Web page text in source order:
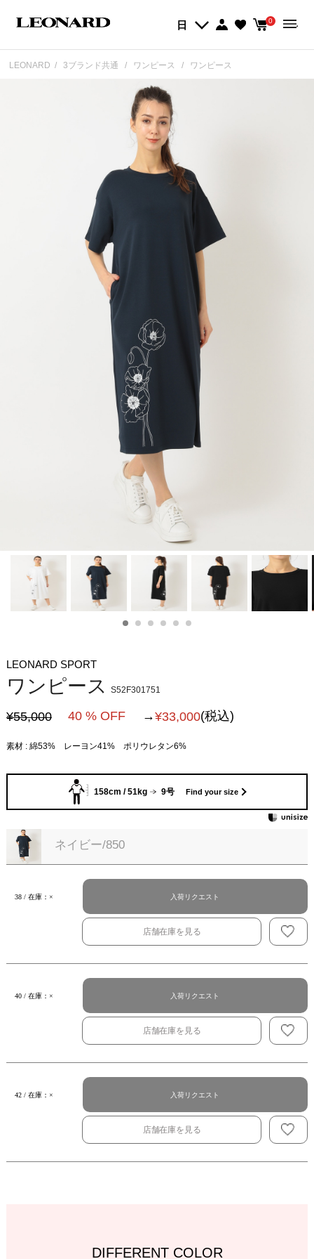
日 0
LEONARD 3ブランド共通 ワンピース ワンピース
LEONARD SPORT
ワンピース S52F301751
¥55,000 40 % OFF →¥33,000(税込)
素材 : 綿53% レーヨン41% ポリウレタン6%
158cm / 51kg 9号 Find your size
ネイビー/850
38 / 在庫：× 入荷リクエスト
店舗在庫を見る
40 / 在庫：× 入荷リクエスト
店舗在庫を見る
42 / 在庫：× 入荷リクエスト
店舗在庫を見る
DIFFERENT COLOR